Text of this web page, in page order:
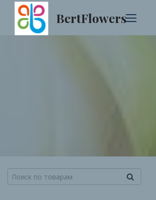
BertFlowers